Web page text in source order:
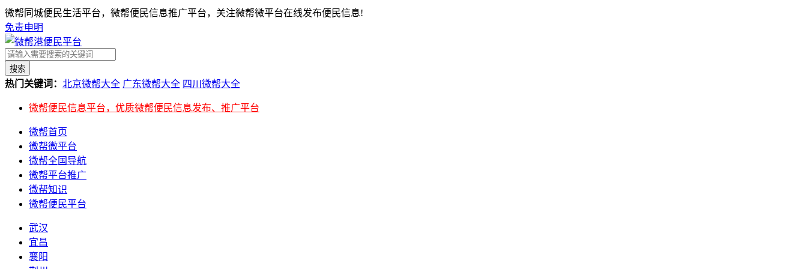
微帮同城便民生活平台，微帮便民信息推广平台，关注微帮微平台在线发布便民信息!
免责申明
搜索
热门关键词： 北京微帮大全 广东微帮大全 四川微帮大全
微帮便民信息平台，优质微帮便民信息发布、推广平台
微帮首页
微帮微平台
微帮全国导航
微帮平台推广
微帮知识
微帮便民平台
武汉
宜昌
襄阳